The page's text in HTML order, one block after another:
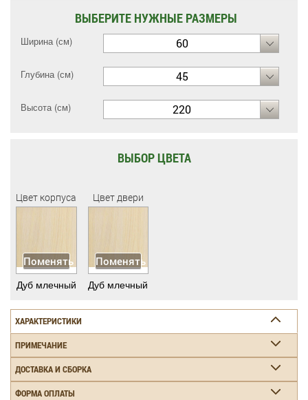
ВЫБЕРИТЕ НУЖНЫЕ РАЗМЕРЫ
Ширина (см) 60
Глубина (см) 45
Высота (см) 220
ВЫБОР ЦВЕТА
Цвет корпуса
Поменять
Дуб млечный
Цвет двери
Поменять
Дуб млечный
ХАРАКТЕРИСТИКИ
ПРИМЕЧАНИЕ
ДОСТАВКА И СБОРКА
ФОРМА ОПЛАТЫ